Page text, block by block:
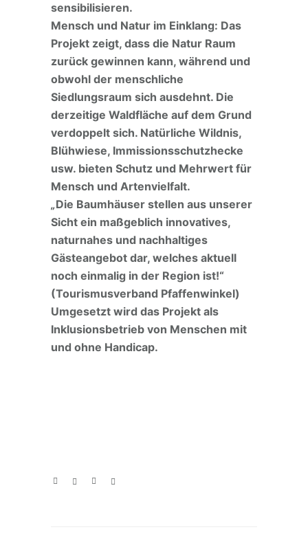
sensibilisieren.
Mensch und Natur im Einklang: Das
Projekt zeigt, dass die Natur Raum
zurück gewinnen kann, während und
obwohl der menschliche
Siedlungsraum sich ausdehnt. Die
derzeitige Waldfläche auf dem Grund
verdoppelt sich. Natürliche Wildnis,
Blühwiese, Immissionsschutzhecke
usw. bieten Schutz und Mehrwert für
Mensch und Artenvielfalt.
„Die Baumhäuser stellen aus unserer
Sicht ein maßgeblich innovatives,
naturnahes und nachhaltiges
Gästeangebot dar, welches aktuell
noch einmalig in der Region ist!“
(Tourismusverband Pfaffenwinkel)
Umgesetzt wird das Projekt als
Inklusionsbetrieb von Menschen mit
und ohne Handicap.